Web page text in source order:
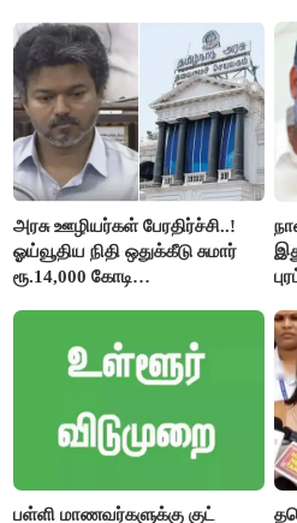
கேள்வி..!
அரசு ஊழியர்கள் பேரதிர்ச்சி..!
ஓய்வூதிய நிதி ஒதுக்கீடு சுமார்
ரூ.14,000 கோடி
பள்ளி மாணவர்களுக்கு குட்